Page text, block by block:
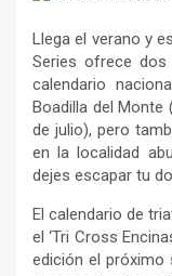
Llega el verano y
Series ofrece
calendario
Boadilla del Monte
de julio), pero
en la localidad
dejes escapar tu
El calendario de
el ‘Tri Cross
edición el próximo